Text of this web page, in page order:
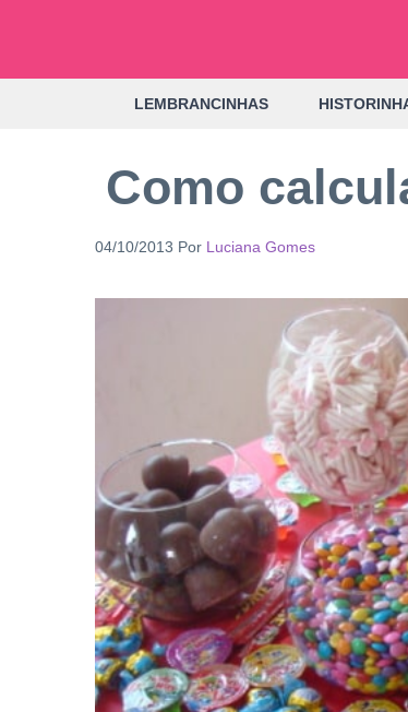
LEMBRANCINHAS
Como
04/10/2013 Por Luciana Gomes